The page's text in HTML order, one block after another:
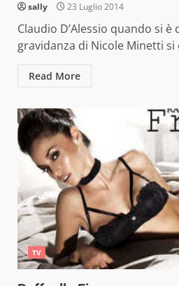
sally 23 Luglio 2014
Claudio D’Alessio quando si
gravidanza di Nicole Minetti
Read More
TV